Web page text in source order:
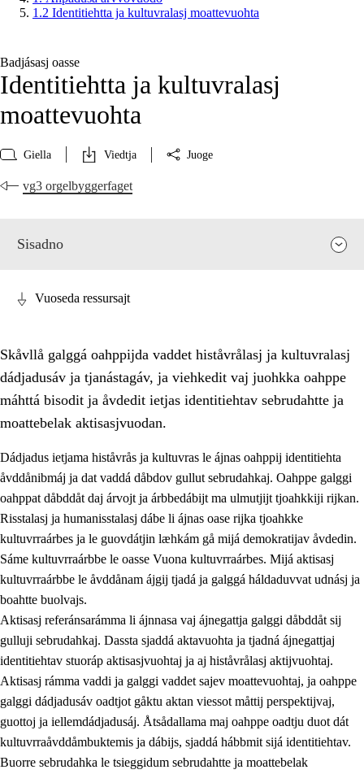
1.2 Identitiehtta ja kultuvralasj moattevuohta
Badjásasj oasse
Identitiehtta ja kultuvralasj
moattevuohta
Giella Viedtja Juoge
vg3 orgelbyggerfaget
Sisadno
Åhpadusá árvvovuodo
1.1 Almasjárvvo
1.2 Identitiehtta ja kultuvralasj moattevuohta
1.3 Lájttális ájádallam ja estetihkalasj diedulasjvuohta
1.5 Vieledus luonnduj ja birásdiedulasjvuohta
1.6 Demokratijja ja oassálasstem
Vuoseda ressursajt
Skåvllå galggá oahppijda vaddet histåvrålasj ja kultuvralasj
dádjadusáv ja tjanástagáv, ja viehkedit vaj juohkka oahppe
máhttá bisodit ja åvdedit ietjas identitiehtav sebrudahtte ja
moattebelak aktisasjvuodan.
Dádjadus ietjama histåvrås ja kultuvras le ájnas oahppij identitiehta
åvddånibmáj ja dat vaddá dåbdov gullut sebrudahkaj. Oahppe galggi
oahppat dåbddåt daj árvojt ja árbbedábijt ma ulmutjijt tjoahkkiji rijkan.
Risstalasj ja humanisstalasj dábe li ájnas oase rijka tjoahkke
kultuvrraárbes ja le guovdátjin læhkám gå mijá demokratijav åvdedin.
Sáme kultuvrraárbbe le oasse Vuona kultuvrraárbes. Mijá aktisasj
kultuvrraárbbe le åvddånam ájgij tjadá ja galggá háldaduvvat udnásj ja
boahtte buolvajs.
Aktisasj referánsarámma li ájnnasa vaj ájnegattja galggi dåbddåt sij
gulluji sebrudahkaj. Dassta sjaddá aktavuohta ja tjadná ájnegattjaj
identitiehtav stuoráp aktisasjvuohtaj ja aj histåvrålasj aktijvuohtaj.
Aktisasj rámma vaddi ja galggi vaddet sajev moattevuohtaj, ja oahppe
galggi dádjadusáv oadtjot gåktu aktan viessot måttij perspektijvaj,
guottoj ja iellemdádjadusáj. Åtsådallama maj oahppe oadtju duot dát
kultuvrraåvddåmbuktemis ja dábijs, sjaddá hábbmit sijá identitiehtav.
Buorre sebrudahka le tsieggidum sebrudahtte ja moattebelak